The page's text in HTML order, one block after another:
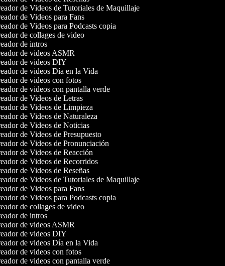
de Videos de Tutoriales de Maquillaje
de Videos para Fans
de Videos para Podcasts copia
de collages de video
de intros
de videos ASMR
de videos DIY
de videos Día en la Vida
de videos con fotos
de videos con pantalla verde
de Videos de Letras
de Videos de Limpieza
de Videos de Naturaleza
de Videos de Noticias
de Videos de Presupuesto
de Videos de Pronunciación
de Videos de Reacción
de Videos de Recorridos
de Videos de Reseñas
de Videos de Tutoriales de Maquillaje
de Videos para Fans
de Videos para Podcasts copia
de collages de video
de intros
de videos ASMR
de videos DIY
de videos Día en la Vida
de videos con fotos
de videos con pantalla verde